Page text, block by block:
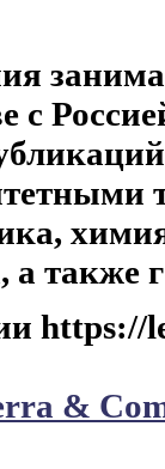
с
а также
https://
&